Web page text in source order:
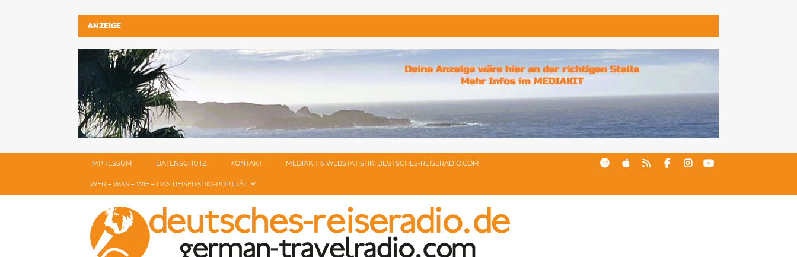
ANZEIGE
IMPRESSUM DATENSCHUTZ KONTAKT MEDIAKIT & WEBSTATISTIK: DEUTSCHES-REISERADIO.COM
WER – WAS – WIE – DAS REISERADIO-PORTRÄT